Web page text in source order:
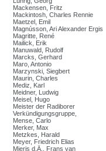
Mackensen, Fritz
Mackintosh, Charles Rennie
Maetzel, Emil
Magnússon, Ari Alexander Ergis
Magritte, René
Mailick, Erik
Manuwald, Rudolf
Marcks, Gerhard
Maro, Antonio
Marzynski, Siegbert
Maurin, Charles
Mediz, Karl
Meidner, Ludwig
Meisel, Hugo
Meister der Radiborer
Verkündigungsgruppe,
Mense, Carlo
Merker, Max
Metzkes, Harald
Meyer, Friedrich Elias
Mieris d.Ä., Frans van